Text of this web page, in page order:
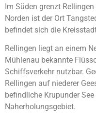
Im Süden grenzt
Norden ist der Ort
befindet sich die
Rellingen liegt an einem
Mühlenau bekannte
Schiffsverkehr nutzbar.
Rellingen auf niederer
befindliche Krupunder
Naherholungsgebiet.